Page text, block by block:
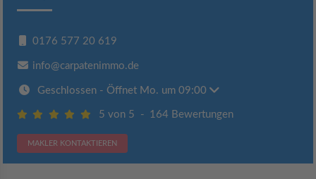
0176 577 20 619
info@carpatenimmo.de
Geschlossen - Öffnet Mo. um 09:00
5 von 5 - 164 Bewertungen
MAKLER KONTAKTIEREN